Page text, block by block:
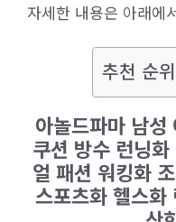
자세한 내용은 아래에
추천 순
아놀드파마 남성
쿠션 방수 런닝
얼 패션 워킹화
스포츠화 헬스